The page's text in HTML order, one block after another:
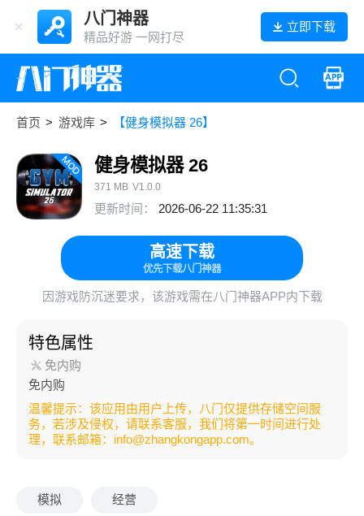
八门神器
精品好游 一网打尽
立即下载
首页 > 游戏库 > 【健身模拟器 26】
健身模拟器 26
371 MB V1.0.0
更新时间： 2026-06-22 11:35:31
高速下载
优先下载八门神器
因游戏防沉迷要求，该游戏需在八门神器APP内下载
特色属性
免内购
免内购
温馨提示：该应用由用户上传，八门仅提供存储空间服
务，若涉及侵权，请联系客服，我们将第一时间进行处
理，联系邮箱：info@zhangkongapp.com。
模拟 经营